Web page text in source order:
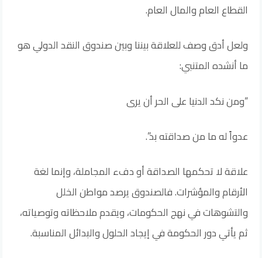
القطاع العام والمال العام.
ولعل أدق وصف للعلاقة بيننا وبين صندوق النقد الدولي هو
ما أنشده المتنبي:
“ومن نكد الدنيا على الحر أن يرى
عدواً له ما من صداقته بد”.
علاقة لا تحكمها الصداقة أو دفء المجاملة، وإنما لغة
الأرقام والمؤشرات. فالصندوق يرصد مواطن الخلل
والتشوهات في نهج الحكومات، ويقدم ملاحظاته وتوصياته،
ثم يأتي دور الحكومة في إيجاد الحلول والبدائل المناسبة.